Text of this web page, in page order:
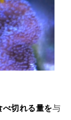
切れる量を与